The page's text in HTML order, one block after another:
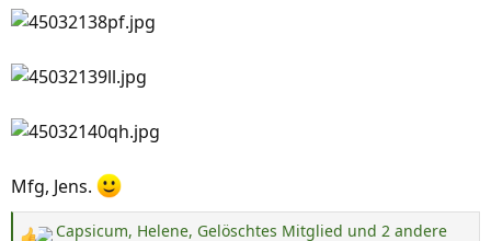
Mfg, Jens.
Capsicum, Helene, Gelöschtes Mitglied und 2 andere